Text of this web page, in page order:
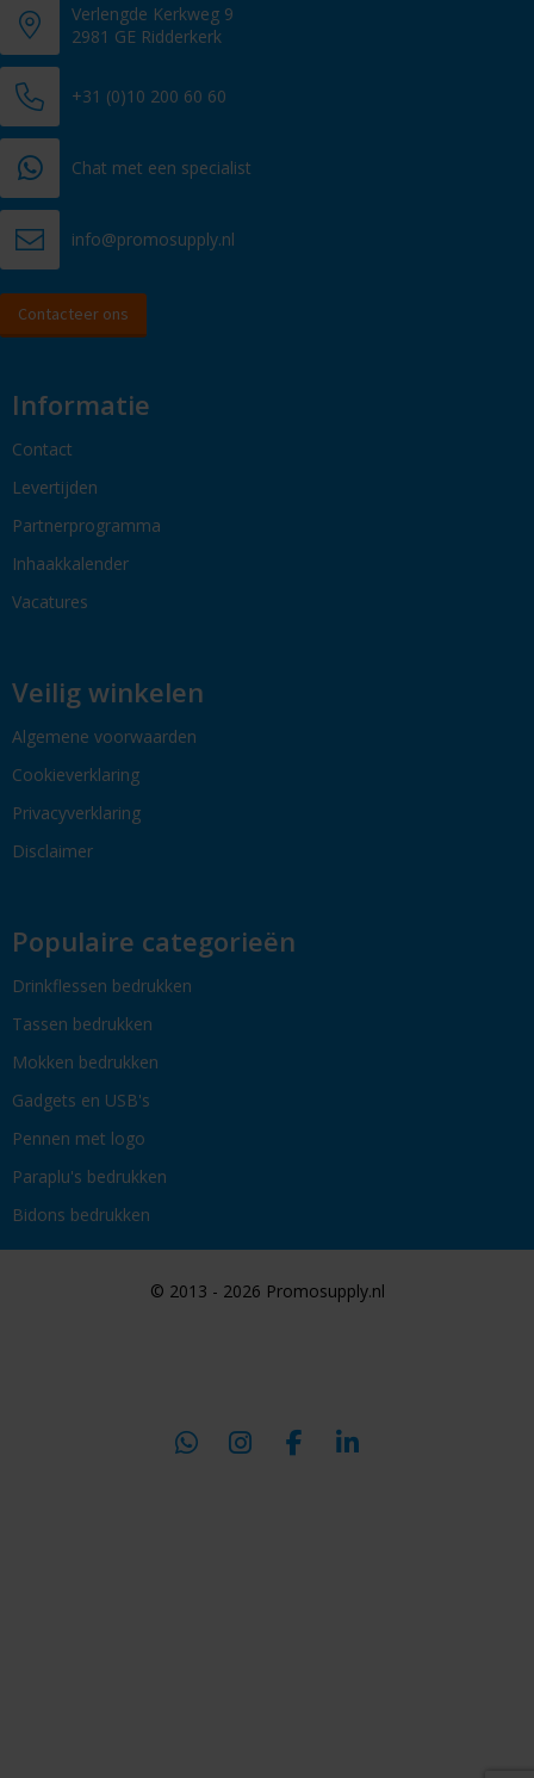
Verlengde Kerkweg 9
2981 GE Ridderkerk
+31 (0)10 200 60 60
Chat met een specialist
info@promosupply.nl
Contacteer ons
Informatie
Contact
Levertijden
Partnerprogramma
Inhaakkalender
Vacatures
Veilig winkelen
Algemene voorwaarden
Cookieverklaring
Privacyverklaring
Disclaimer
Populaire categorieën
Drinkflessen bedrukken
Tassen bedrukken
Mokken bedrukken
Gadgets en USB's
Pennen met logo
Paraplu's bedrukken
Bidons bedrukken
© 2013 - 2026 Promosupply.nl